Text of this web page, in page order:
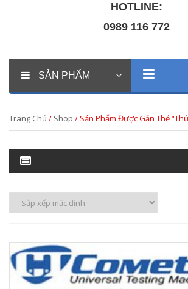
HOTLINE:
0989 116 772
SẢN PHẨM
Trang Chủ / Shop / Sản Phẩm Được Gắn Thẻ